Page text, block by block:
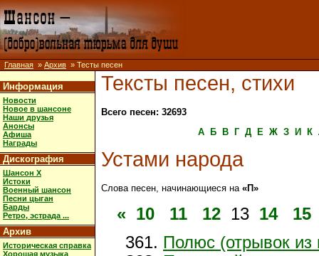
Главная » Архив » Тесты песен
Информация
Новости
Новое в шансоне
Наши друзья
Анонсы
Афиша
Награды
Дискография
Шансон X
Истоки
Военный шансон
Песни цыган
Барды
Ретро, эстрада ...
Архив
Историческая справка
Хорошая музыка
Тексты песен, стихи
Всего песен: 32693
А
Б В Г Д Е Ж З И К
Устами народа
Слова песен, начинающиеся на «П»
« 10 11 12 13 14
15
Полюс (отрывок